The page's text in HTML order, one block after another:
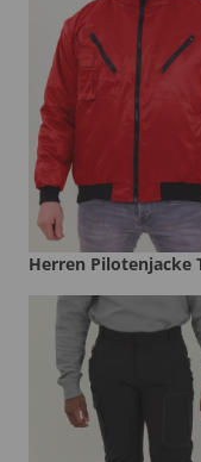
Herren Pilotenjacke